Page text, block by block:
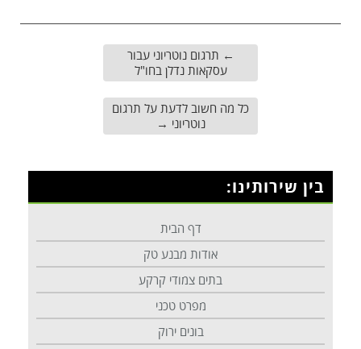
← תרגום נוטריוני עבור
עסקאות נדלן בחו"ל
כל מה חשוב לדעת על תרגום
נוטריוני →
בין שירותינו:
דף הבית
אודות מבנע טק
בתים צמודי קרקע
מפרט טכני
בונים ירוק